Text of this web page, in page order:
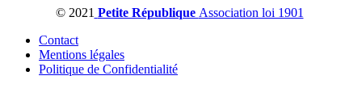
© 2021 Petite République Association loi 1901
Contact
Mentions légales
Politique de Confidentialité